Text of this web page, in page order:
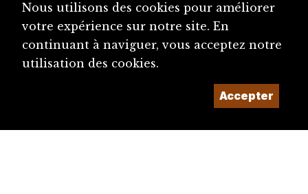
Nous utilisons des cookies pour améliorer
votre expérience sur notre site. En
continuant à naviguer, vous acceptez notre
utilisation des cookies.
Accepter